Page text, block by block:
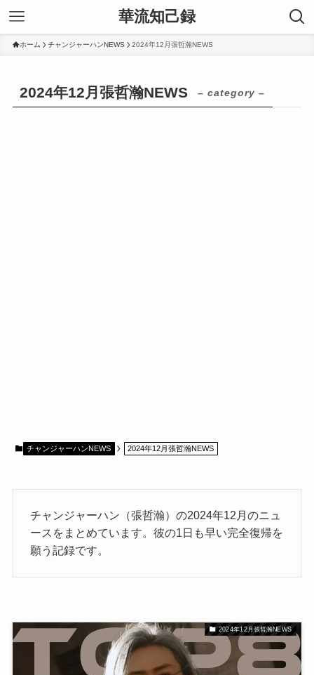
華流知己録
ホーム チャンジャーハンNEWS 2024年12月張哲瀚NEWS
2024年12月張哲瀚NEWS – category –
チャンジャーハンNEWS 2024年12月張哲瀚NEWS
チャンジャーハン（張哲瀚）の2024年12月のニュ
ースをまとめています。彼の1日も早い完全復帰を
願う記録です。
2024年12月張哲瀚NEWS